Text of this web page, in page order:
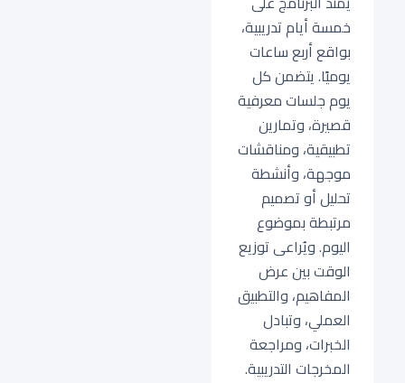
خمسة أيام تدريبية،
بواقع أربع ساعات
يوميًا. يتضمن كل
يوم جلسات معرفية
قصيرة، وتمارين
تطبيقية، ومناقشات
موجهة، وأنشطة
تحليل أو تصميم
مرتبطة بموضوع
اليوم. ويُراعى توزيع
الوقت بين عرض
المفاهيم، والتطبيق
العملي، وتبادل
الخبرات، ومراجعة
المخرجات التدريبية.